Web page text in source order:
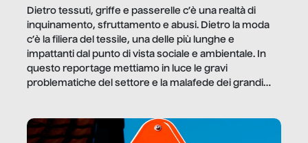
Dietro tessuti, griffe e passerelle c’è una realtà di
inquinamento, sfruttamento e abusi. Dietro la moda
c’è la filiera del tessile, una delle più lunghe e
impattanti dal punto di vista sociale e ambientale. In
questo reportage mettiamo in luce le gravi
problematiche del settore e la malafede dei grandi